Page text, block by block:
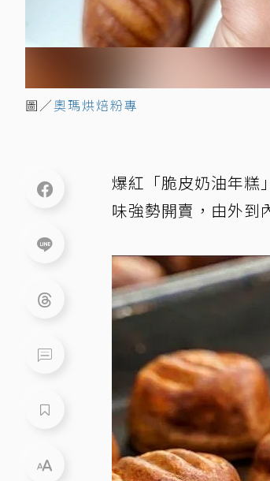
圖／奧瑪烘焙粉專
爆紅「脆皮奶油年糕
味強勢開賣，由外到